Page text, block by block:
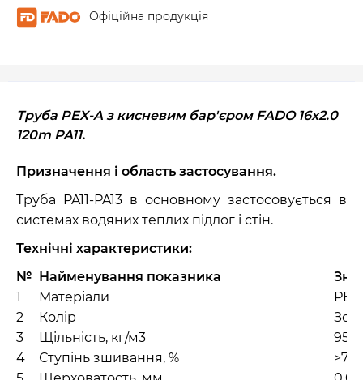
Офіційна продукція
Труба PEX-A з кисневим бар'єром FADO 16x2.0
120m PA11.
Призначення і область застосування.
Труба PA11-PA13 в основному застосовується в
системах водяних теплих підлог і стін.
Технічні характеристики:
№
Найменування показника
1
Матеріали
2
Колір
3
Щільність, кг/м3
951
4
Ступінь зшивання, %
>75